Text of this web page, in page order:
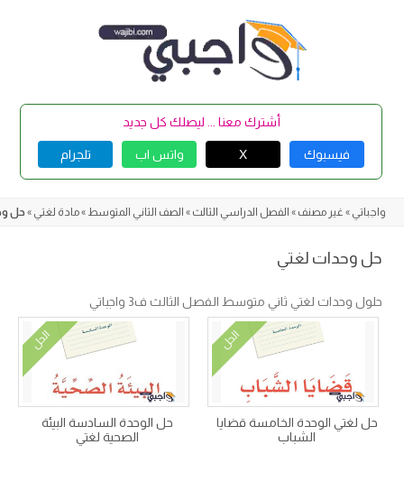
أشترك معنا ... ليصلك كل جديد
فيسبوك X واتس اب تلجرام
واجباتي » غير مصنف » الفصل الدراسي الثالث » الصف الثاني المتوسط »مادة لغتي » حل
حل وحدات لغتي
حلول وحدات لغتي ثاني متوسط الفصل الثالث ف3 واجباتي
الحل
حل لغتي الوحدة الخامسة قضايا
الشباب
الحل
حل الوحدة السادسة البيئة
الصحية لغتي